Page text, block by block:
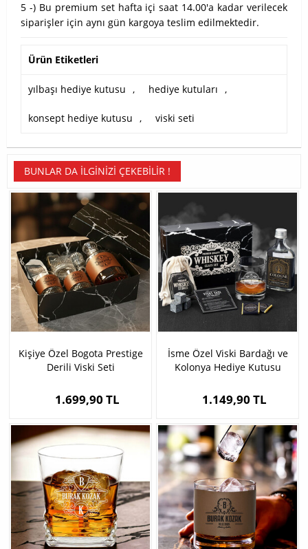
5 -) Bu premium set hafta içi saat 14.00'a kadar verilecek
siparişler için aynı gün kargoya teslim edilmektedir.
Ürün Etiketleri
yılbaşı hediye kutusu , hediye kutuları ,
konsept hediye kutusu , viski seti
BUNLAR DA İLGINIZI ÇEKEBILIR !
Kişiye Özel Bogota Prestige
Derili Viski Seti
1.699,90 TL
İsme Özel Viski Bardağı ve
Kolonya Hediye Kutusu
1.149,90 TL